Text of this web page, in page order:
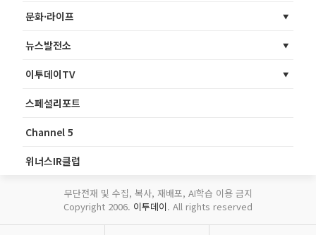
문화·라이프
뉴스발전소
이투데이TV
스페셜리포트
Channel 5
위너스IR클럽
무단전재 및 수집, 복사, 재배포, AI학습 이용 금지
Copyright 2006. 이투데이. All rights reserved